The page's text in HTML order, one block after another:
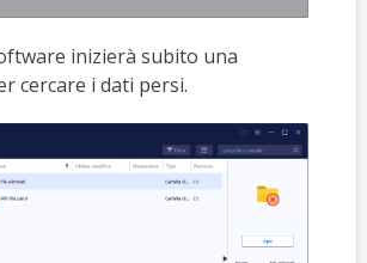
inizierà subito una
cercare i dati persi.